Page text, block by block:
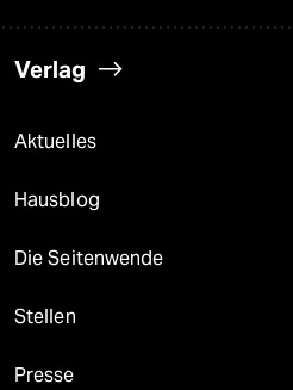
Verlag
Aktuelles
Hausblog
Die Seitenwende
Stellen
Presse